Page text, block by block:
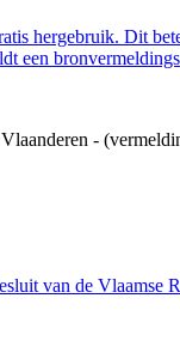
hergebruik. Dit
een
-
van de Vlaamse